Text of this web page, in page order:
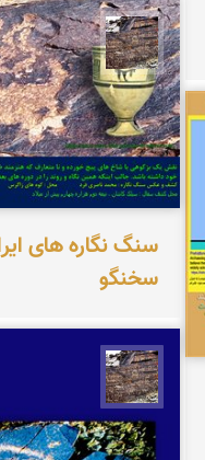
محمد ناصری فرد
سنگ نگاره های
سخنگو